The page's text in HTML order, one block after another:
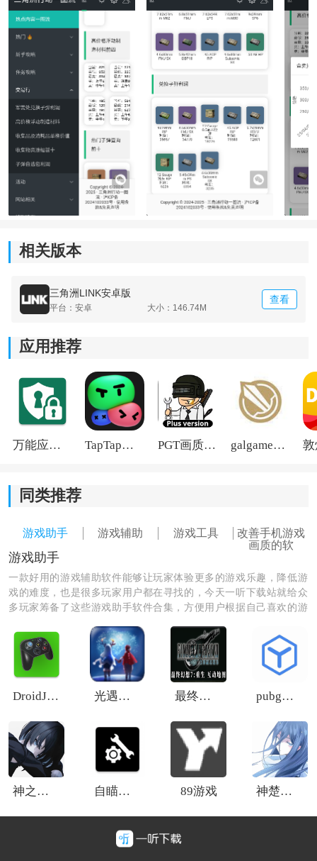
软件功能讲解：
1、视野与灵敏度设置：
支持对游戏内视野范围和灵敏度参数进行调整，玩家可
以根据自己的操作习惯进行细节优化，方便更快适应不
同玩法节奏。
2、画质与性能优化：
可对游戏画面效果、帧率等内容进行设置，根据手机性
能自由调整运行方案，尽量减少卡顿、掉帧和发热问
题，让长时间游戏体验更稳定。
3、独立运行环境：
软件提供独立运行空间，减少后台应用干扰，在一定程
度上提升游戏运行稳定性，避免因系统
退或运行不流畅。
相关版本
三角洲LINK安卓版
平台：安卓 大小：146.74M
查看
应用推荐
万能应用隐藏 TapTap国际版2026 PGT画质助手旧版 galgame游戏盒子2026
同类推荐
游戏助手 游戏辅助 游戏工具
改善手机游戏
画质的软
游戏助手
一款好用的游戏辅助软件能够让玩家体验更多的游戏乐趣，降低游
戏的难度，也是很多玩家用户都在寻找的，今天一听下载站就给众
多玩家筹备了这些游戏助手软件合集，方便用户根据自己喜欢的游
让你在游戏中可以轻松赢得胜利！
DroidJoy游戏手柄 光遇小懒猫辅助器 最终幻想7重生互动地图 pubg广角助手
神之公益 自瞄透视辅助器免费 89游戏 神楚公益端口